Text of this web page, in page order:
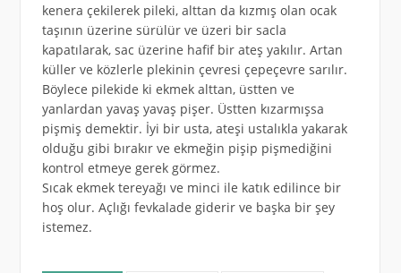
kenera çekilerek pileki, alttan da kızmış olan ocak
taşının üzerine sürülür ve üzeri bir sacla
kapatılarak, sac üzerine hafif bir ateş yakılır. Artan
küller ve közlerle plekinin çevresi çepeçevre sarılır.
Böylece pilekide ki ekmek alttan, üstten ve
yanlardan yavaş yavaş pişer. Üstten kızarmışsa
pişmiş demektir. İyi bir usta, ateşi ustalıkla yakarak
olduğu gibi bırakır ve ekmeğin pişip pişmediğini
kontrol etmeye gerek görmez.
Sıcak ekmek tereyağı ve minci ile katık edilince bir
hoş olur. Açlığı fevkalade giderir ve başka bir şey
istemez.